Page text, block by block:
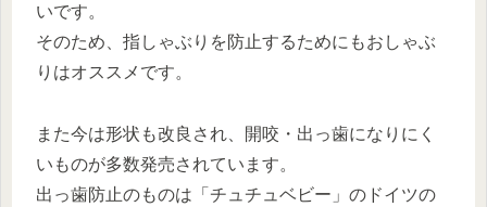
いです。
そのため、指しゃぶりを防止するためにもおしゃぶ
りはオススメです。
また今は形状も改良され、開咬・出っ歯になりにく
いものが多数発売されています。
出っ歯防止のものは「チュチュベビー」のドイツの